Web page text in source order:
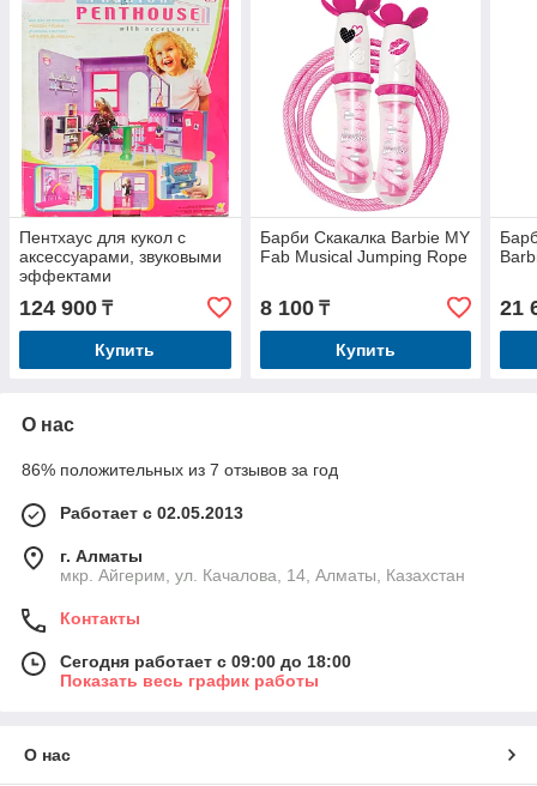
Пентхаус для кукол c
аксессуарами, звуковыми
эффектами
124 900 ₸
Купить
Барби Скакалка Barbie MY
Fab Musical Jumping Rope
8 100₸
Купить
21
О нас
86% положительных из 7 отзывов за год
Работает с 02.05.2013
г. Алматы
мкр. Айгерим, ул. Качалова, 14, Алматы, Казахстан
Контакты
Сегодня работает с 09:00 до 18:00
Показать весь график работы
О нас